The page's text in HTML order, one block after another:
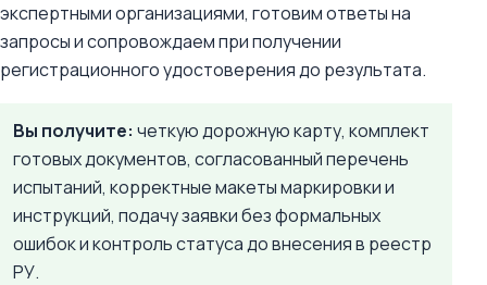
экспертными организациями, готовим ответы на
запросы и сопровождаем при получении
регистрационного удостоверения до результата.
Вы получите: четкую дорожную карту, комплект
готовых документов, согласованный перечень
испытаний, корректные макеты маркировки и
инструкций, подачу заявки без формальных
ошибок и контроль статуса до внесения в реестр
РУ.